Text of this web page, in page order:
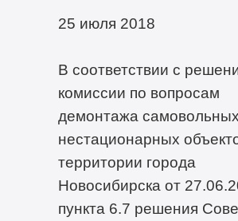
25 июля 2018
В соответствии с
комиссии по вопросам
демонтажа самовольных
нестационарных
территории города
Новосибирска от
пункта 6.7 решения